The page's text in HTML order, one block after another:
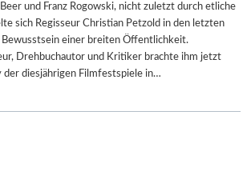
und Franz Rogowski, nicht zuletzt durch etliche
sich Regisseur Christian Petzold in den letzten
Bewusstsein einer breiten Öffentlichkeit.
Drehbuchautor und Kritiker brachte ihm jetzt
der diesjährigen Filmfestspiele in…